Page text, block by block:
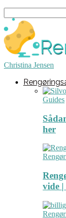
Christina Jensen
Guides
her
vide